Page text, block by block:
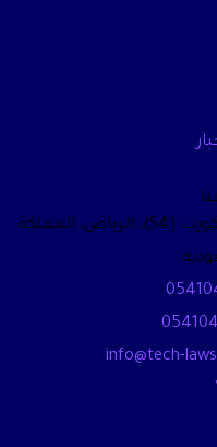
واجهة روشن، مبنى سيرفكورب (S4)، الرياض، المملكة
info@tech-